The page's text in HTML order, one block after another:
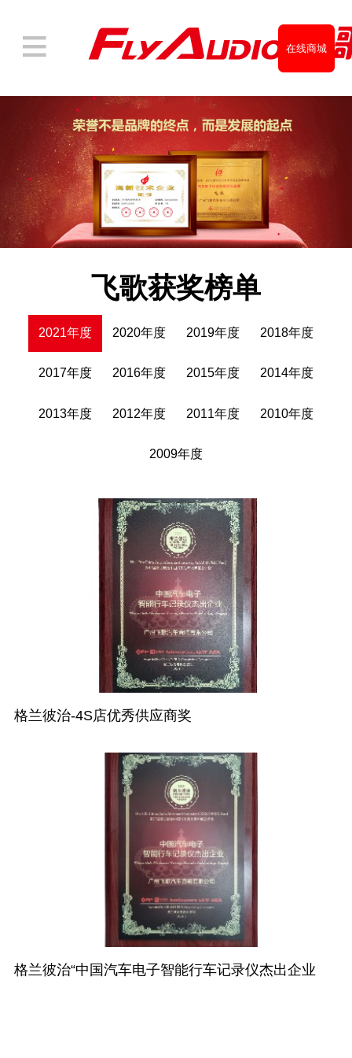
在线商城
经销商查询
我们就在您的身边
飞歌获奖榜单
2021年度 2020年度 2019年度 2018年度
2017年度 2016年度 2015年度 2014年度
2013年度 2012年度 2011年度 2010年度
2009年度
格兰彼治-4S店优秀供应商奖
格兰彼治“中国汽车电子智能行车记录仪杰出企业